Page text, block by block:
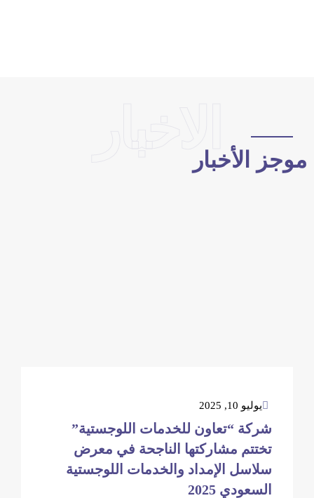
الأخبار
يوليو 10, 2025
شركة “تعاون للخدمات اللوجستية”
تختتم مشاركتها الناجحة في معرض
سلاسل الإمداد والخدمات اللوجستية
السعودي 2025